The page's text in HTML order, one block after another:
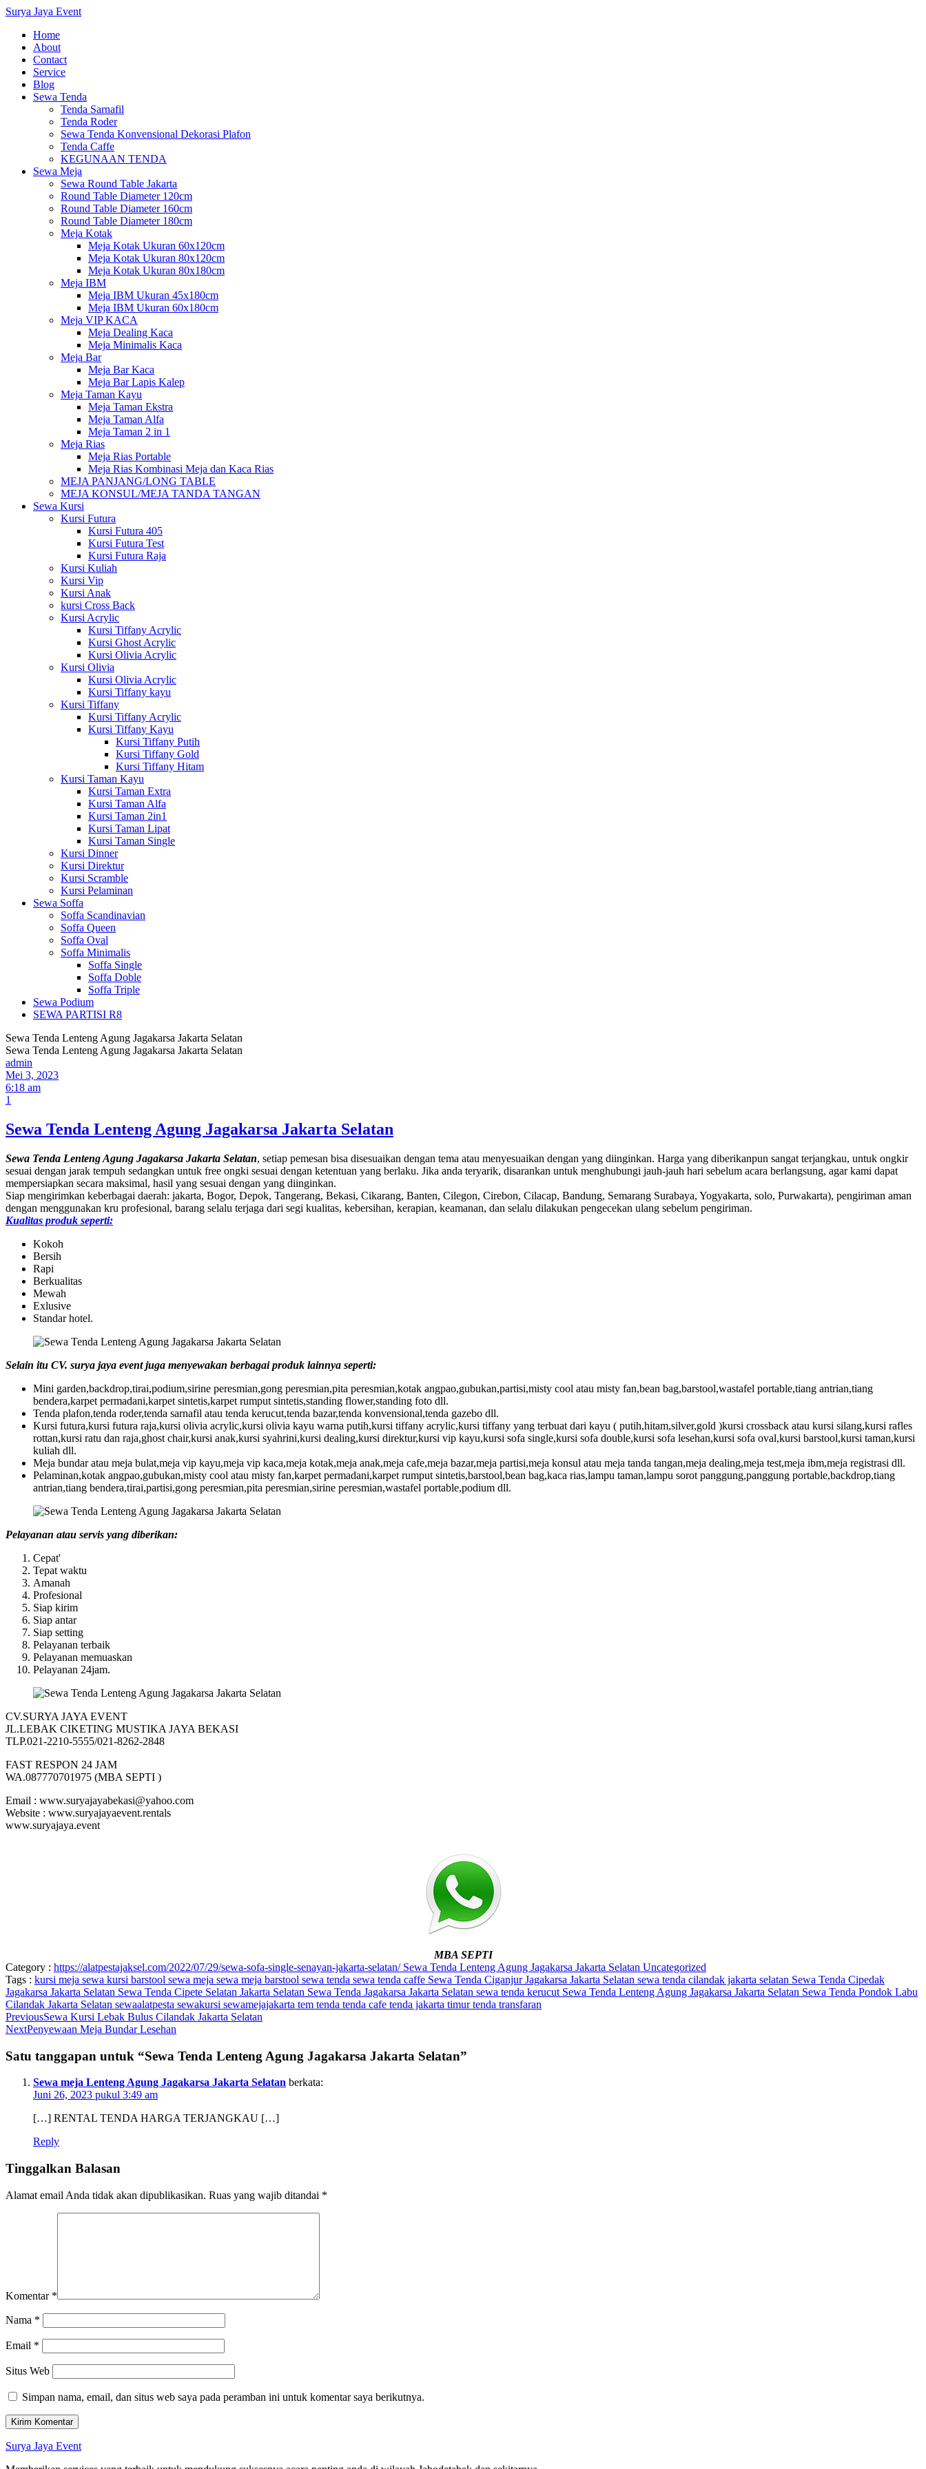
Surya Jaya Event
Home
About
Contact
Service
Blog
Sewa Tenda
Tenda Sarnafil
Tenda Roder
Sewa Tenda Konvensional Dekorasi Plafon
Tenda Caffe
KEGUNAAN TENDA
Sewa Meja
Sewa Round Table Jakarta
Round Table Diameter 120cm
Round Table Diameter 160cm
Round Table Diameter 180cm
Meja Kotak
Meja Kotak Ukuran 60x120cm
Meja Kotak Ukuran 80x120cm
Meja Kotak Ukuran 80x180cm
Meja IBM
Meja IBM Ukuran 45x180cm
Meja IBM Ukuran 60x180cm
Meja VIP KACA
Meja Dealing Kaca
Meja Minimalis Kaca
Meja Bar
Meja Bar Kaca
Meja Bar Lapis Kalep
Meja Taman Kayu
Meja Taman Ekstra
Meja Taman Alfa
Meja Taman 2 in 1
Meja Rias
Meja Rias Portable
Meja Rias Kombinasi Meja dan Kaca Rias
MEJA PANJANG/LONG TABLE
MEJA KONSUL/MEJA TANDA TANGAN
Sewa Kursi
Kursi Futura
Kursi Futura 405
Kursi Futura Test
Kursi Futura Raja
Kursi Kuliah
Kursi Vip
Kursi Anak
kursi Cross Back
Kursi Acrylic
Kursi Tiffany Acrylic
Kursi Ghost Acrylic
Kursi Olivia Acrylic
Kursi Olivia
Kursi Olivia Acrylic
Kursi Tiffany kayu
Kursi Tiffany
Kursi Tiffany Acrylic
Kursi Tiffany Kayu
Kursi Tiffany Putih
Kursi Tiffany Gold
Kursi Tiffany Hitam
Kursi Taman Kayu
Kursi Taman Extra
Kursi Taman Alfa
Kursi Taman 2in1
Kursi Taman Lipat
Kursi Taman Single
Kursi Dinner
Kursi Direktur
Kursi Scramble
Kursi Pelaminan
Sewa Soffa
Soffa Scandinavian
Soffa Queen
Soffa Oval
Soffa Minimalis
Soffa Single
Soffa Doble
Soffa Triple
Sewa Podium
SEWA PARTISI R8
Sewa Tenda Lenteng Agung Jagakarsa Jakarta Selatan
Sewa Tenda Lenteng Agung Jagakarsa Jakarta Selatan
admin
Mei 3, 2023
6:18 am
1
Sewa Tenda Lenteng Agung Jagakarsa Jakarta Selatan
Sewa Tenda Lenteng Agung Jagakarsa Jakarta Selatan, setiap pemesan bisa disesuaikan dengan tema atau menyesuaikan dengan yang diinginkan. Harga yang diberikanpun sangat terjangkau, untuk ongkir
sesuai dengan jarak tempuh sedangkan untuk free ongki sesuai dengan ketentuan yang berlaku. Jika anda teryarik, disarankan untuk menghubungi jauh-jauh hari sebelum acara berlangsung, agar kami dapat
mempersiapkan secara maksimal, hasil yang sesuai dengan yang diinginkan.
Siap mengirimkan keberbagai daerah: jakarta, Bogor, Depok, Tangerang, Bekasi, Cikarang, Banten, Cilegon, Cirebon, Cilacap, Bandung, Semarang Surabaya, Yogyakarta, solo, Purwakarta), pengiriman aman
dengan menggunakan kru profesional, barang selalu terjaga dari segi kualitas, kebersihan, kerapian, keamanan, dan selalu dilakukan pengecekan ulang sebelum pengiriman.
Kualitas produk seperti:
Kokoh
Bersih
Rapi
Berkualitas
Mewah
Exlusive
Standar hotel.
Selain itu CV. surya jaya event juga menyewakan berbagai produk lainnya seperti:
Mini garden,backdrop,tirai,podium,sirine peresmian,gong peresmian,pita peresmian,kotak angpao,gubukan,partisi,misty cool atau misty fan,bean bag,barstool,wastafel portable,tiang antrian,tiang
bendera,karpet permadani,karpet sintetis,karpet rumput sintetis,standing flower,standing foto dll.
Tenda plafon,tenda roder,tenda sarnafil atau tenda kerucut,tenda bazar,tenda konvensional,tenda gazebo dll.
Kursi futura,kursi futura raja,kursi olivia acrylic,kursi olivia kayu warna putih,kursi tiffany acrylic,kursi tiffany yang terbuat dari kayu ( putih,hitam,silver,gold )kursi crossback atau kursi silang,kursi rafles
rottan,kursi ratu dan raja,ghost chair,kursi anak,kursi syahrini,kursi dealing,kursi direktur,kursi vip kayu,kursi sofa single,kursi sofa double,kursi sofa lesehan,kursi sofa oval,kursi barstool,kursi taman,kursi
kuliah dll.
Meja bundar atau meja bulat,meja vip kayu,meja vip kaca,meja kotak,meja anak,meja cafe,meja bazar,meja partisi,meja konsul atau meja tanda tangan,meja dealing,meja test,meja ibm,meja registrasi dll.
Pelaminan,kotak angpao,gubukan,misty cool atau misty fan,karpet permadani,karpet rumput sintetis,barstool,bean bag,kaca rias,lampu taman,lampu sorot panggung,panggung portable,backdrop,tiang
antrian,tiang bendera,tirai,partisi,gong peresmian,pita peresmian,sirine peresmian,wastafel portable,podium dll.
Pelayanan atau servis yang diberikan:
Cepat'
Tepat waktu
Amanah
Profesional
Siap kirim
Siap antar
Siap setting
Pelayanan terbaik
Pelayanan memuaskan
Pelayanan 24jam.
CV.SURYA JAYA EVENT
JL.LEBAK CIKETING MUSTIKA JAYA BEKASI
TLP.021-2210-5555/021-8262-2848
FAST RESPON 24 JAM
WA.087770701975 (MBA SEPTI )
Email : www.suryajayabekasi@yahoo.com
Website : www.suryajayaevent.rentals
www.suryajaya.event
MBA SEPTI
Category : https://alatpestajaksel.com/2022/07/29/sewa-sofa-single-senayan-jakarta-selatan/ Sewa Tenda Lenteng Agung Jagakarsa Jakarta Selatan Uncategorized
Tags : kursi meja sewa kursi barstool sewa meja sewa meja barstool sewa tenda sewa tenda caffe Sewa Tenda Ciganjur Jagakarsa Jakarta Selatan sewa tenda cilandak jakarta selatan Sewa Tenda Cipedak
Jagakarsa Jakarta Selatan Sewa Tenda Cipete Selatan Jakarta Selatan Sewa Tenda Jagakarsa Jakarta Selatan sewa tenda kerucut Sewa Tenda Lenteng Agung Jagakarsa Jakarta Selatan Sewa Tenda Pondok Labu
Cilandak Jakarta Selatan sewaalatpesta sewakursi sewamejajakarta tem tenda tenda cafe tenda jakarta timurtenda transfaran
PreviousSewa Kursi Lebak Bulus Cilandak Jakarta Selatan
NextPenyewaan Meja Bundar Lesehan
Satu tanggapan untuk “Sewa Tenda Lenteng Agung Jagakarsa Jakarta Selatan”
Sewa meja Lenteng Agung Jagakarsa Jakarta Selatan berkata:
Juni 26, 2023 pukul 3:49 am
[…] RENTAL TENDA HARGA TERJANGKAU […]
Reply
Tinggalkan Balasan
Alamat email Anda tidak akan dipublikasikan. Ruas yang wajib ditandai *
Komentar *
Nama *
Email *
Situs Web
Simpan nama, email, dan situs web saya pada peramban ini untuk komentar saya berikutnya.
Surya Jaya Event